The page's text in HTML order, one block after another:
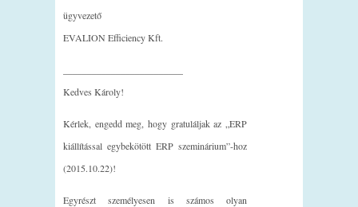
ügyvezető
EVALION Efficiency Kft.
Kedves Károly!
Kérlek, engedd meg, hogy gratuláljak az „ERP
kiállítással egybekötött ERP szeminárium”-hoz
(2015.10.22)!
Egyrészt személyesen is számos olyan